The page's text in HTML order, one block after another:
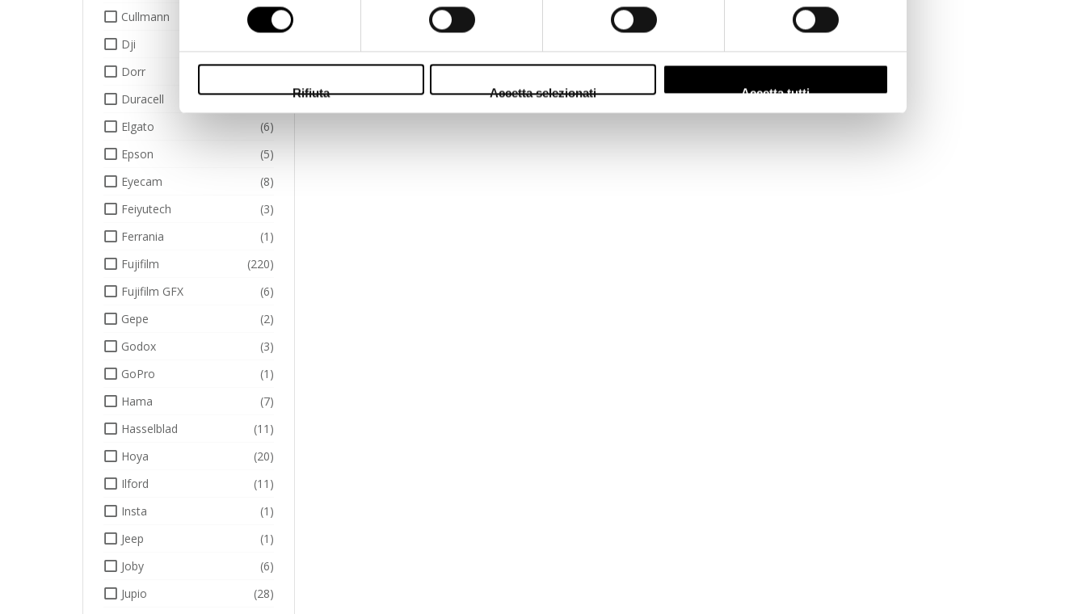
Rifiuta Accetta selezionati Accetta tutti
Cullmann
(1)
Dji
Dorr
(4)
Duracell
(1)
Elgato
(6)
Epson
(5)
Eyecam
(8)
Feiyutech
(3)
Ferrania
(1)
Fujifilm
(220)
Fujifilm GFX
(6)
Gepe
(2)
Godox
(3)
GoPro
(1)
Hama
(7)
Hasselblad
(11)
Hoya
(20)
Ilford
(11)
Insta
(1)
Jeep
(1)
Joby
(6)
Jupio
(28)